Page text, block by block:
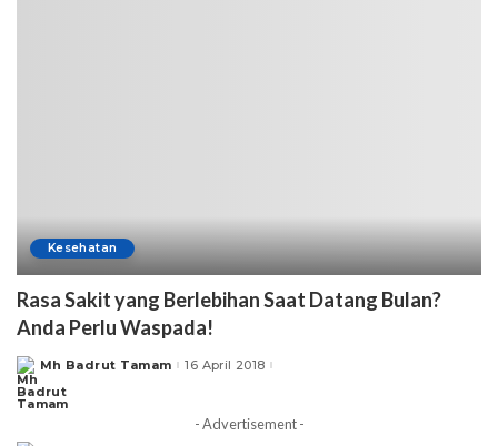
Kesehatan
Rasa Sakit yang Berlebihan Saat Datang Bulan?
Anda Perlu Waspada!
Posted
by
Mh Badrut Tamam 16 April 2018
- Advertisement -